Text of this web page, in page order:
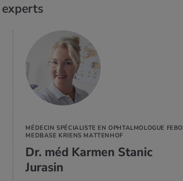
experts
MÉDECIN SPÉCIALISTE EN OPHTALMOLOGUE FEBO
MEDBASE KRIENS MATTENHOF
Dr. méd Karmen Stanic
Jurasin